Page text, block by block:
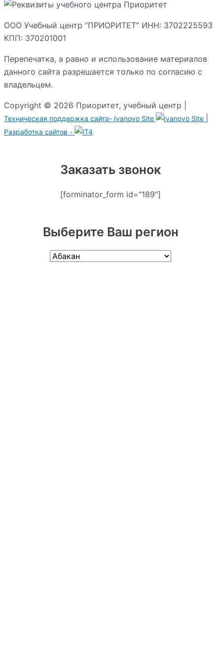
ООО Учебный центр “ПРИОРИТЕТ” ИНН: 3702225593
КПП: 370201001
Перепечатка, а равно и использование материалов
данного сайта разрешается только по согласию с
владельцем.
Copyright © 2026 Приоритет, учебный центр |
Техническая поддержка сайта- Ivanovo Site
Разработка сайтов -
Заказать звонок
[forminator_form id="189"]
Выберите Ваш регион